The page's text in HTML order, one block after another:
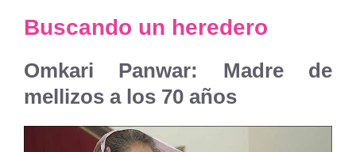
Buscando un heredero
Omkari Panwar: Madre de
mellizos a los 70 años